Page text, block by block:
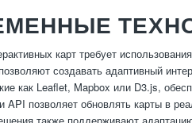
карт требует
создавать адаптивный
как Leaflet, Mapbox или D3.js,
API позволяет обновлять карты в
также поддерживают